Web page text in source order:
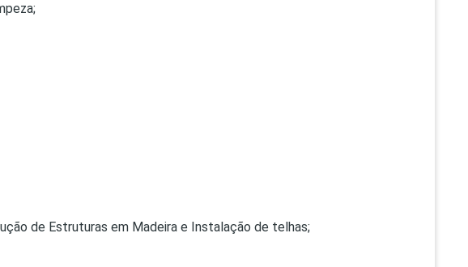
de Estruturas em Madeira e Instalação de telhas;